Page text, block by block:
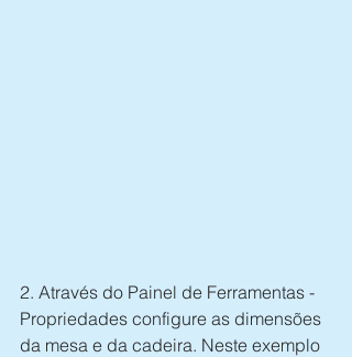
2. Através do Painel de Ferramentas -
Propriedades configure as dimensões
da mesa e da cadeira. Neste exemplo